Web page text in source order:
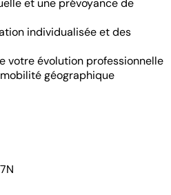
individualisée et des
votre évolution professionnelle
géographique